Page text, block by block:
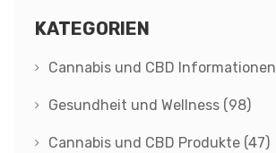
KATEGORIEN
Cannabis und CBD Informationen
Gesundheit und Wellness (98)
Cannabis und CBD Produkte (47)